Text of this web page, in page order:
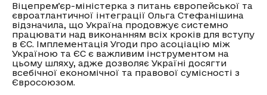
Віцепремʼєр-міністерка з питань європейської та
євроатлантичної інтеграції Ольга Стефанішина
відзначила, що Україна продовжує системно
працювати над виконанням всіх кроків для вступу
в ЄС. Імплементація Угоди про асоціацію між
Україною та ЄС є важливим інструментом на
цьому шляху, адже дозволяє Україні досягти
всебічної економічної та правової сумісності з
Євросоюзом.